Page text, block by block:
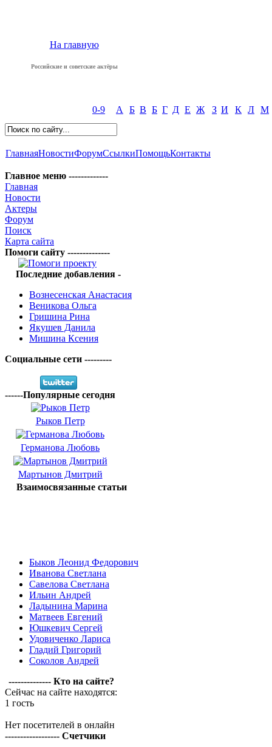
На главную
Российские и советские актёры
0-9 А Б В Б Г Д Е Ж З И К Л М
ГлавнаяНовостиФорумСсылкиПомощьКонтакты
Главное меню -------------
Главная
Новости
Актеры
Форум
Поиск
Карта сайта
Помоги сайту --------------
Последние добавления -
Вознесенская Анастасия
Веникова Ольга
Гришина Рина
Якушев Данила
Мишина Ксения
Социальные сети ---------
------Популярные сегодня
Рыков Петр
Германова Любовь
Мартынов Дмитрий
Взаимосвязанные статьи
Быков Леонид Федорович
Иванова Светлана
Савелова Светлана
Ильин Андрей
Ладынина Марина
Матвеев Евгений
Юшкевич Сергей
Удовиченко Лариса
Гладий Григорий
Соколов Андрей
-------------- Кто на сайте?
Сейчас на сайте находятся:
1 гость
Нет посетителей в онлайн
------------------ Счетчики